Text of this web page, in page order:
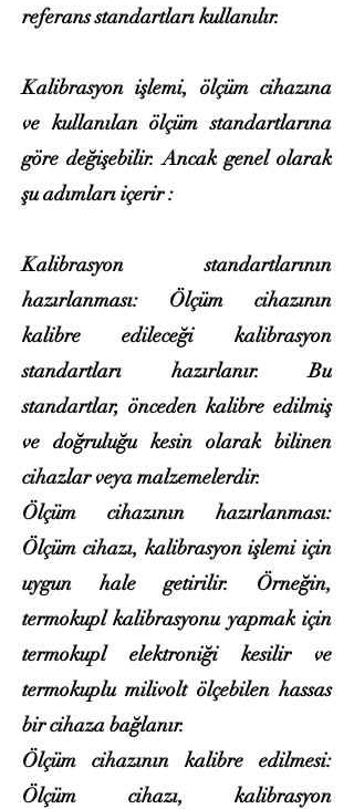
referans standartları kullanılır.
Kalibrasyon işlemi, ölçüm cihazına
ve kullanılan ölçüm standartlarına
göre değişebilir. Ancak genel olarak
şu adımları içerir :
Kalibrasyon standartlarının
hazırlanması: Ölçüm cihazının
kalibre edileceği kalibrasyon
standartları hazırlanır. Bu
standartlar, önceden kalibre edilmiş
ve doğruluğu kesin olarak bilinen
cihazlar veya malzemelerdir.
Ölçüm cihazının hazırlanması:
Ölçüm cihazı, kalibrasyon işlemi için
uygun hale getirilir. Örneğin,
termokupl kalibrasyonu yapmak için
termokupl elektroniği kesilir ve
termokuplu milivolt ölçebilen hassas
bir cihaza bağlanır.
Ölçüm cihazının kalibre edilmesi:
Ölçüm cihazı, kalibrasyon